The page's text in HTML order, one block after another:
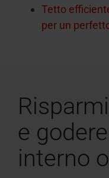
Tetto
per un
e
interno